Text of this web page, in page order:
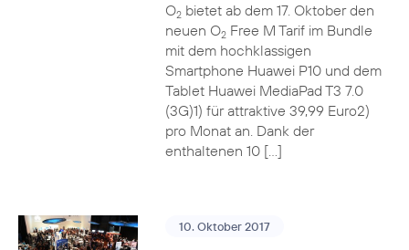
O2bietet ab dem 17. Oktober den
neuen O2Free M Tarif im Bundle
mit dem hochklassigen
Smartphone Huawei P10 und dem
Tablet Huawei MediaPad T3 7.0
(3G)1) für attraktive 39,99 Euro2)
pro Monat an. Dank der
enthaltenen 10 […]
10. Oktober 2017